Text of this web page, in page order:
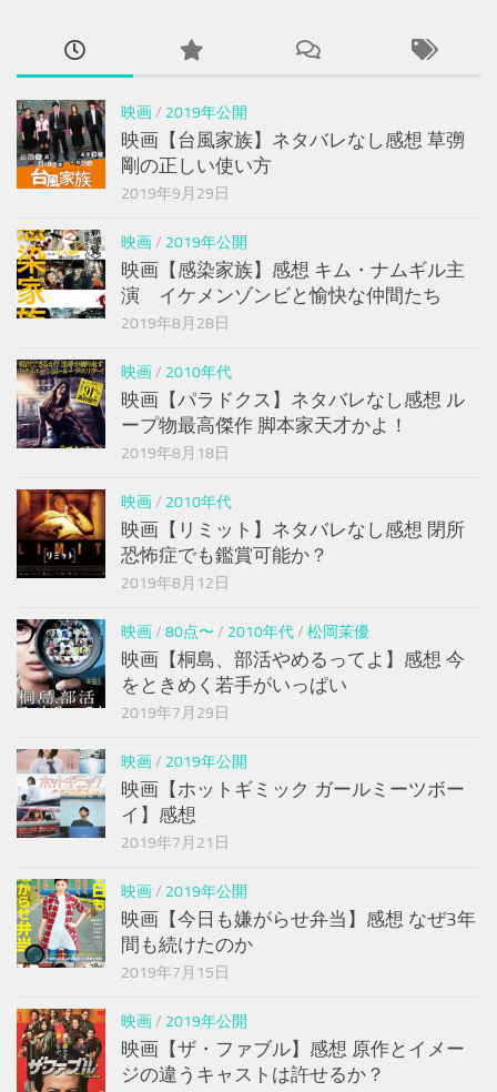
映画/ 2019年公開
映画【台風家族】ネタバレなし感想 草彅
剛の正しい使い方
2019年9月29日
映画/ 2019年公開
映画【感染家族】感想 キム・ナムギル主
演 イケメンゾンビと愉快な仲間たち
2019年8月28日
映画/ 2010年代
映画【パラドクス】ネタバレなし感想 ル
ープ物最高傑作 脚本家天才かよ！
2019年8月18日
映画/ 2010年代
映画【リミット】ネタバレなし感想 閉所
恐怖症でも鑑賞可能か？
2019年8月12日
映画/ 80点〜 / 2010年代/ 松岡茉優
映画【桐島、部活やめるってよ】感想 今
をときめく若手がいっぱい
2019年7月29日
映画/ 2019年公開
映画【ホットギミック ガールミーツボー
イ】感想
2019年7月21日
映画/ 2019年公開
映画【今日も嫌がらせ弁当】感想 なぜ3年
間も続けたのか
2019年7月15日
映画/ 2019年公開
映画【ザ・ファブル】感想 原作とイメー
ジの違うキャストは許せるか？